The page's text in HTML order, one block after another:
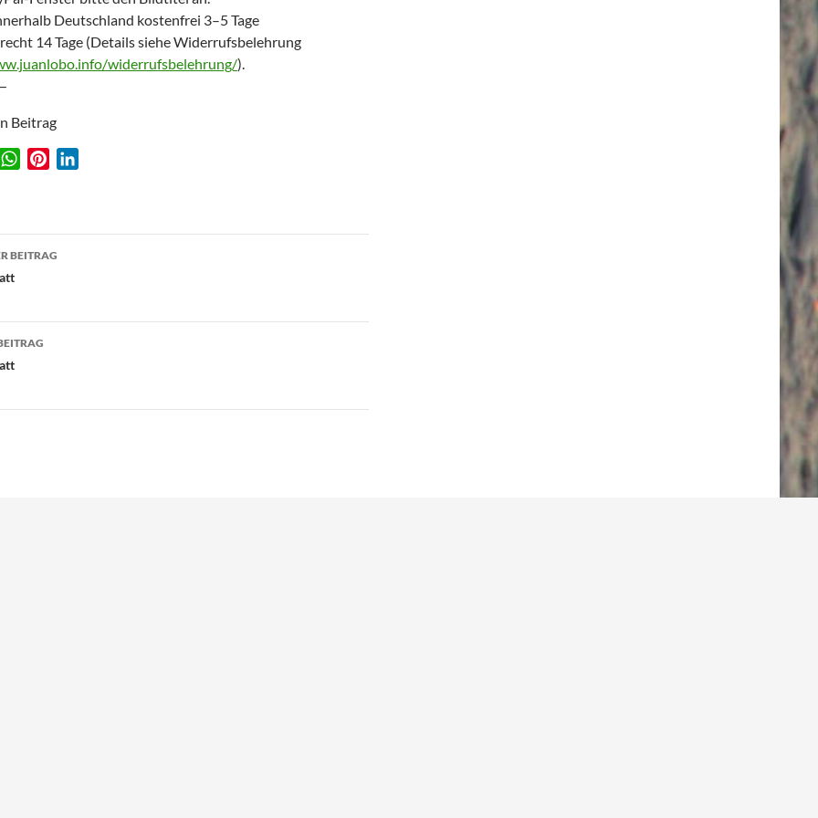
Deutschland kostenfrei 3–5 Tage
14 Tage (Details siehe Widerrufsbelehrung
widerrufsbelehrung/).
Beitrag
W
BEITRAG